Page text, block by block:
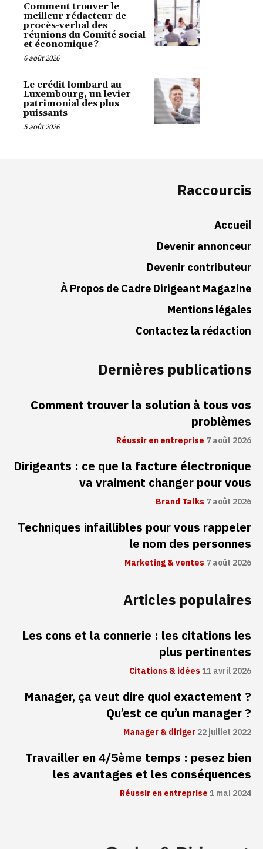
Comment trouver le
meilleur rédacteur de
procès-verbal des
réunions du Comité social
et économique ?
6 août 2026
Le crédit lombard au
Luxembourg, un levier
patrimonial des plus
puissants
5 août 2026
Raccourcis
Accueil
Devenir annonceur
Devenir contributeur
À Propos de Cadre Dirigeant Magazine
Mentions légales
Contactez la rédaction
Dernières publications
Comment trouver la solution à tous vos
problèmes
Réussir en entreprise 7 août 2026
Dirigeants : ce que la facture électronique
va vraiment changer pour vous
Brand Talks7 août 2026
Techniques infaillibles pour vous rappeler
le nom des personnes
Marketing & ventes7 août 2026
Articles populaires
Les cons et la connerie : les citations les
plus pertinentes
Citations & idées11 avril 2026
Manager, ça veut dire quoi exactement ?
Qu’est ce qu’un manager ?
Manager & diriger22 juillet 2022
Travailler en 4/5ème temps : pesez bien
les avantages et les conséquences
Réussir en entreprise1 mai 2024